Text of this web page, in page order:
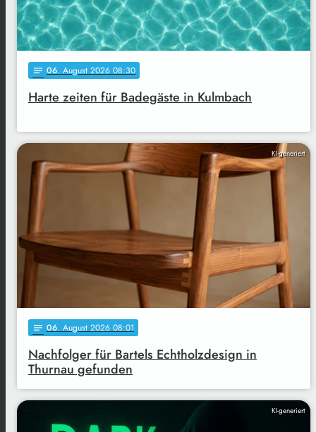
notes 06. August 2026 08:30
Harte zeiten für Badegäste in Kulmbach
KI-generiert
notes 06. August 2026 08:01
Nachfolger für Bartels Echtholzdesign in
Thurnau gefunden
KI-generiert